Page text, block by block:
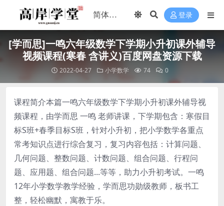
登录
[学而思]一鸣六年级数学下学期小升初课外辅导
视频课程(寒春 含讲义)百度网盘资源下载
2022-04-27 小学数学 74 0
课程简介本篇一鸣六年级数学下学期小升初课外辅导视
频课程，由学而思 一鸣 老师讲课，下学期包含：寒假目
标S班+春季目标S班，针对小升初，把小学数学各重点
常考知识点进行综合复习，复习内容包括：计算问题、
几何问题、整数问题、计数问题、组合问题、行程问
题、应用题、组合问题...等等，助力小升初考试。一鸣
12年小学数学教学经验，学而思功勋级教师，板书工
整，轻松幽默，寓教于乐。